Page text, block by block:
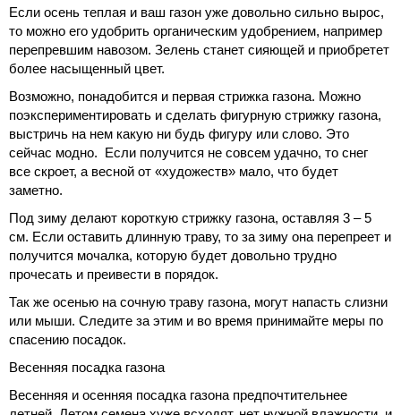
Если осень теплая и ваш газон уже довольно сильно вырос,
то можно его удобрить органическим удобрением, например
перепревшим навозом. Зелень станет сияющей и приобретет
более насыщенный цвет.
Возможно, понадобится и первая стрижка газона. Можно
поэкспериментировать и сделать фигурную стрижку газона,
выстричь на нем какую ни будь фигуру или слово. Это
сейчас модно. Если получится не совсем удачно, то снег
все скроет, а весной от «художеств» мало, что будет
заметно.
Под зиму делают короткую стрижку газона, оставляя 3 – 5
см. Если оставить длинную траву, то за зиму она перепреет и
получится мочалка, которую будет довольно трудно
прочесать и преивести в порядок.
Так же осенью на сочную траву газона, могут напасть слизни
или мыши. Следите за этим и во время принимайте меры по
спасению посадок.
Весенняя посадка газона
Весенняя и осенняя посадка газона предпочтительнее